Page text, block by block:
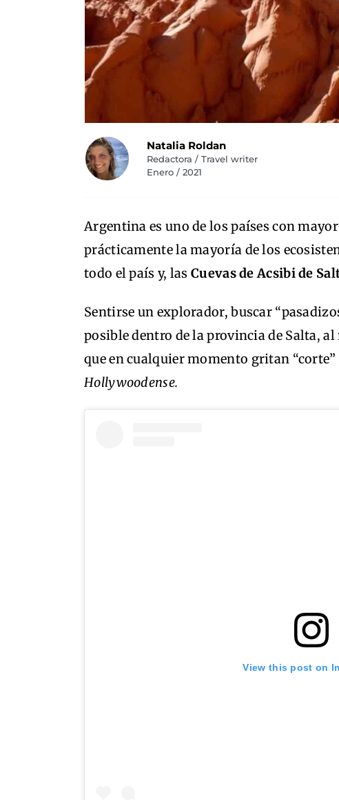
Natalia Roldan
Redactora / Travel writer
Enero / 2021
Argentina es uno de los países con
prácticamente la mayoría de los
todo el país y, lasCuevas de Acsibi de
Sentirse un explorador, buscar
posible dentro de la provincia de Salta,
que en cualquier momento gritan
Hollywoodense.
View this post on